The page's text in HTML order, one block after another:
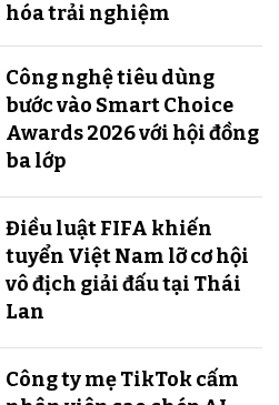
hóa trải nghiệm
Công nghệ tiêu dùng
bước vào Smart Choice
Awards 2026 với hội đồng
ba lớp
Điều luật FIFA khiến
tuyển Việt Nam lỡ cơ hội
vô địch giải đấu tại Thái
Lan
Công ty mẹ TikTok cấm